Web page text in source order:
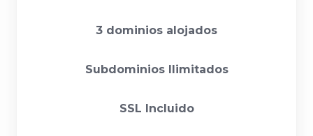
3 dominios alojados
Subdominios Ilimitados
SSL Incluido